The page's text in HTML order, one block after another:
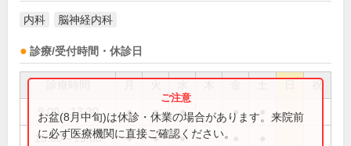
内科 脳神経内科
診療/受付時間・休診日
祝
9:00～13:30 ● ● ● ●
15:00～19:00 ● ● ●
お盆(8月中旬)は休診・休業の場合があります。来院前
に必ず医療機関に直接ご確認ください。